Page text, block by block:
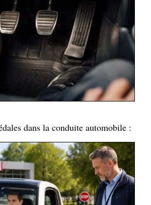
dans la conduite automobile :